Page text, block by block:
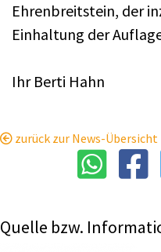
Ehrenbreitstein, der
Einhaltung der
Ihr Berti Hahn
zurück zur News-Übersicht
Quelle bzw.